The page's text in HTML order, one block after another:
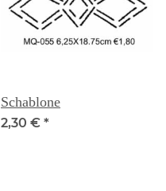
Schablone
2,30 € *